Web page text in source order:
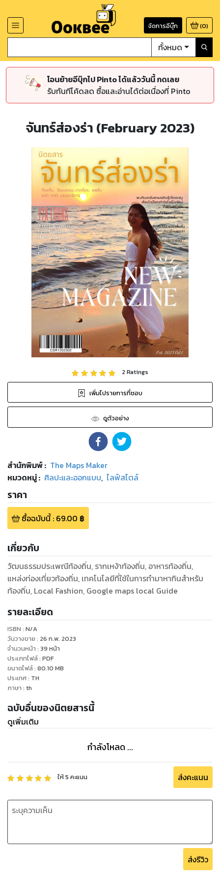
จัดการอีบุ๊ก (0)
ทั้งหมด
โอนย้ายอีบุ๊กไป Pinto ได้แล้ววันนี้ กดเลย
รับทันทีโค้ดลด ซื้อและอ่านได้ต่อเนื่องที่ Pinto
จันทร์ส่องร่า (February 2023)
2Ratings
เพิ่มไปรายการที่ชอบ
ดูตัวอย่าง
สำนักพิมพ์: The Maps Maker
หมวดหมู่: ศิลปะและออกแบบ, ไลฟ์สไตล์
ราคา
ซื้อฉบับนี้: 69.00 ฿
เกี่ยวกับ
วัฒนธรรมประเพณีท้องถิ่น, รากเหง้าท้องถิ่น, อาหารท้องถิ่น,
แหล่งท่องเที่ยวท้องถิ่น, เทคโนโลยีที่ใช้ในการทำมาหากินสำหรับ
ท้องถิ่น, Local Fashion, Google maps local Guide
รายละเอียด
ISBN : N/A
วันวางขาย : 26 ก.พ. 2023
จำนวนหน้า : 39 หน้า
ประเภทไฟล์: PDF
ขนาดไฟล์: 80.10 MB
ประเทศ: TH
ภาษา : th
ฉบับอื่นของนิตยสารนี้
ดูเพิ่มเติม
กำลังโหลด ...
ให้5 คะแนน ส่งคะแนน
ส่งรีวิว